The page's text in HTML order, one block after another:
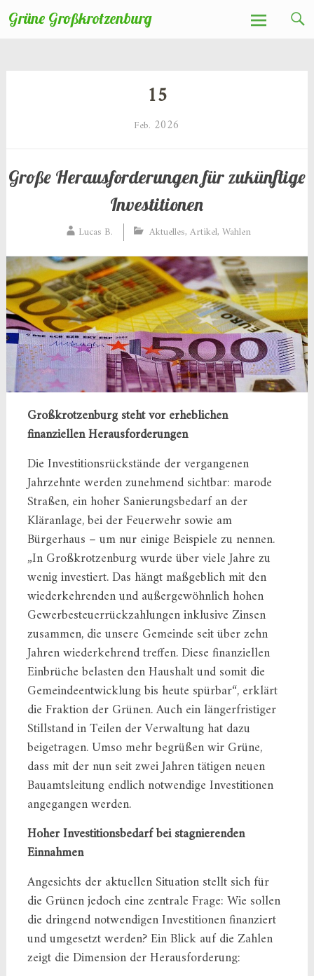
Zum
Inhalt
Grüne Großkrotzenburg
15
Feb. 2026
Große Herausforderungen für zukünftige
Investitionen
Lucas B. Aktuelles, Artikel, Wahlen
Großkrotzenburg steht vor erheblichen
finanziellen Herausforderungen
Die Investitionsrückstände der vergangenen
Jahrzehnte werden zunehmend sichtbar: marode
Straßen, ein hoher Sanierungsbedarf an der
Kläranlage, bei der Feuerwehr sowie am
Bürgerhaus – um nur einige Beispiele zu nennen.
„In Großkrotzenburg wurde über viele Jahre zu
wenig investiert. Das hängt maßgeblich mit den
wiederkehrenden und außergewöhnlich hohen
Gewerbesteuerrückzahlungen inklusive Zinsen
zusammen, die unsere Gemeinde seit über zehn
Jahren wiederkehrend treffen. Diese finanziellen
Einbrüche belasten den Haushalt und somit die
Gemeindeentwicklung bis heute spürbar“, erklärt
die Fraktion der Grünen. Auch ein längerfristiger
Stillstand in Teilen der Verwaltung hat dazu
beigetragen. Umso mehr begrüßen wir Grüne,
dass mit der nun seit zwei Jahren tätigen neuen
Bauamtsleitung endlich notwendige Investitionen
angegangen werden.
Hoher Investitionsbedarf bei stagnierenden
Einnahmen
Angesichts der aktuellen Situation stellt sich für
die Grünen jedoch eine zentrale Frage: Wie sollen
die dringend notwendigen Investitionen finanziert
und umgesetzt werden? Ein Blick auf die Zahlen
zeigt die Dimension der Herausforderung: